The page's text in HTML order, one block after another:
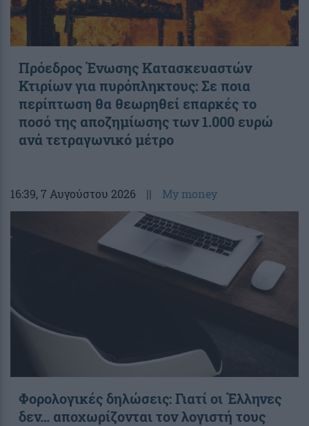
Πρόεδρος Ένωσης Κατασκευαστών
Κτιρίων για πυρόπληκτους: Σε ποια
περίπτωση θα θεωρηθεί επαρκές το
ποσό της αποζημίωσης των 1.000 ευρώ
ανά τετραγωνικό μέτρο
16:39, 7 Αυγούστου 2026 || My money
Φορολογικές δηλώσεις: Γιατί οι Έλληνες
δεν… αποχωρίζονται τον λογιστή τους